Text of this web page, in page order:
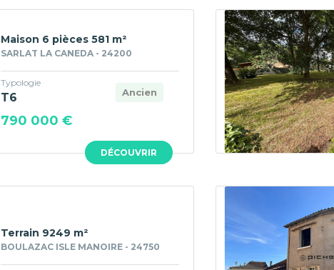
DÉCOUVRIR
Maison 6 pièces 581 m²
SARLAT LA CANEDA - 24200
Ancien
Typologie
T6
790 000 €
Terrain 9249 m²
BOULAZAC ISLE MANOIRE - 24750